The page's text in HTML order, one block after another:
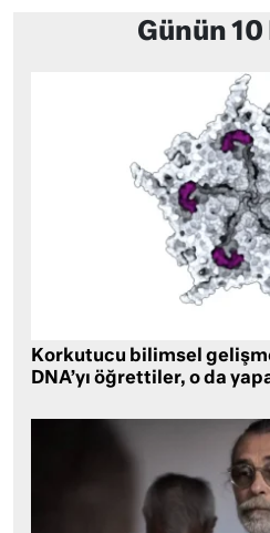
Günün
Korkutucu bilimsel
DNA’yı öğrettiler, o da